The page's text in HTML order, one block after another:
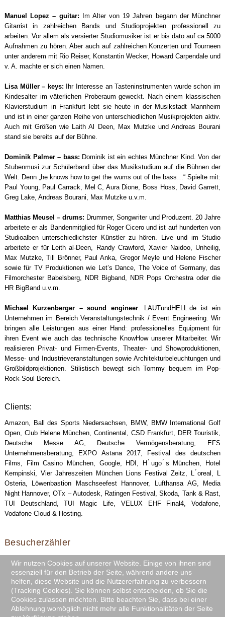
Manuel Lopez – guitar: Im Alter von 19 Jahren begann der Münchner
Gitarrist in zahlreichen Bands und Studioprojekten professionell zu
arbeiten. Vor allem als versierter Studiomusiker ist er bis dato auf ca 5000
Aufnahmen zu hören. Aber auch auf zahlreichen Konzerten und Tourneen
unter anderem mit Rio Reiser, Konstantin Wecker, Howard Carpendale und
v. A. machte er sich einen Namen.
Lisa Müller – keys: Ihr Interesse an Tasteninstrumenten wurde schon im
Kindesalter im väterlichen Proberaum geweckt. Nach einem klassischen
Klavierstudium in Frankfurt lebt sie heute in der Musikstadt Mannheim
und ist in einer ganzen Reihe von unterschiedlichen Musikprojekten aktiv.
Auch mit Größen wie Laith Al Deen, Max Mutzke und Andreas Bourani
stand sie bereits auf der Bühne.
Dominik Palmer – bass: Dominik ist ein echtes Münchner Kind. Von der
Stubenmusi zur Schülerband über das Musikstudium auf die Bühnen der
Welt. Denn „he knows how to get the wums out of the bass…“ Spielte mit:
Paul Young, Paul Carrack, Mel C, Aura Dione, Boss Hoss, David Garrett,
Greg Lake, Andreas Bourani, Max Mutzke u.v.m.
Matthias Meusel – drums: Drummer, Songwriter und Produzent. 20 Jahre
arbeitete er als Bandenmitglied für Roger Cicero und ist auf hunderten von
Studioalben unterschiedlichster Künstler zu hören. Live und im Studio
arbeitete er für Leith al-Deen, Randy Crawford, Xavier Naidoo, Unheilig,
Max Mutzke, Till Brönner, Paul Anka, Gregor Meyle und Helene Fischer
sowie für TV Produktionen wie Let’s Dance, The Voice of Germany, das
Filmorchester Babelsberg, NDR Bigband, NDR Pops Orchestra oder die
HR BigBand u.v.m.
Michael Kurzenberger – sound engineer: LAUTundHELL.de ist ein
Unternehmen im Bereich Veranstaltungstechnik / Event Engineering. Wir
bringen alle Leistungen aus einer Hand: professionelles Equipment für
ihren Event wie auch das technische KnowHow unserer Mitarbeiter. Wir
realisieren Privat- und Firmen-Events, Theater- und Showproduktionen,
Messe- und Industrieveranstaltungen sowie Architekturbeleuchtungen und
Großbildprojektionen. Stilistisch bewegt sich Tommy bequem im Pop-
Rock-Soul Bereich.
Clients:
Amazon, Ball des Sports Niedersachsen, BMW, BMW International Golf
Open, Club Helene München, Continental, CSD Frankfurt, DER Touristik,
Deutsche Messe AG, Deutsche Vermögensberatung, EFS
Unternehmensberatung, EXPO Astana 2017, Festival des deutschen
Films, Film Casino München, Google, HDI, H ́ugo ́s München, Hotel
Kempinski, Vier Jahreszeiten München Lions Festival Zeitz, L ́oreal, L
́Osteria, Löwenbastion Maschseefest Hannover, Lufthansa AG, Media
Night Hannover, OTx – Autodesk, Ratingen Festival, Skoda, Tank & Rast,
TUI Deutschland, TUI Magic Life, VELUX EHF Final4, Vodafone,
Vodafone Cloud & Hosting.
Besucherzähler
Aktuell sind 1416 Gäste und keine Mitglieder online
Wir nutzen Cookies auf unserer Website. Einige von ihnen sind
essenziell für den Betrieb der Seite, während andere uns
helfen, diese Website und die Nutzererfahrung zu verbessern
(Tracking Cookies). Sie können selbst entscheiden, ob Sie die
Cookies zulassen möchten. Bitte beachten Sie, dass bei einer
Ablehnung womöglich nicht mehr alle Funktionalitäten der Seite